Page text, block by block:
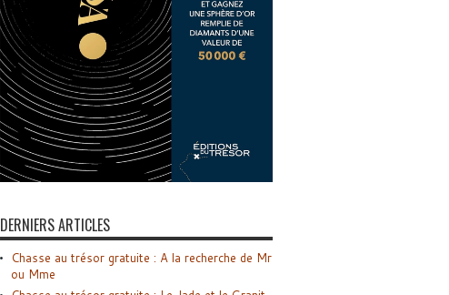
DERNIERS ARTICLES
Chasse au trésor gratuite : A la recherche de Mr
ou Mme